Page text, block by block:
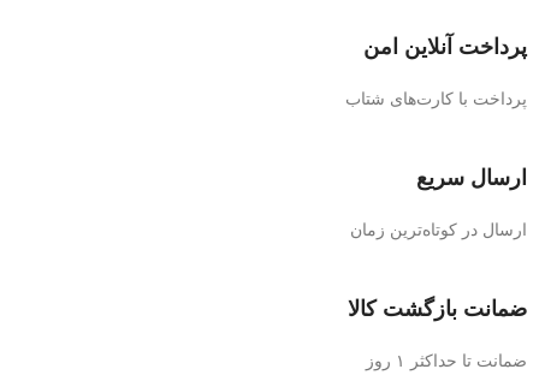
پرداخت آنلاین امن
پرداخت با کارت‌های شتاب
ارسال سریع
ارسال در کوتاه‌ترین زمان
ضمانت بازگشت کالا
ضمانت تا حداکثر ۱ روز